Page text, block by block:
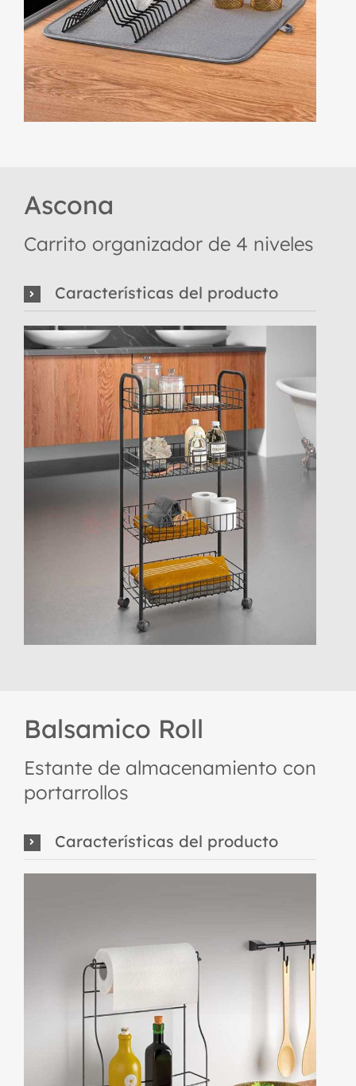
Ascona
Carrito organizador de 4 niveles
Características del producto
Balsamico Roll
Estante de almacenamiento con
portarrollos
Características del producto